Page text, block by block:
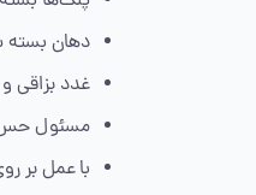
دهان بسته
غدد بزاقی
مسئول حس
با عمل بر